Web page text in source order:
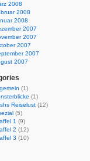
2008
2008
2008
2007
2007
2007
2007
2007
(1)
(1)
Reiselust (12)
(5)
1 (9)
2 (12)
3 (10)